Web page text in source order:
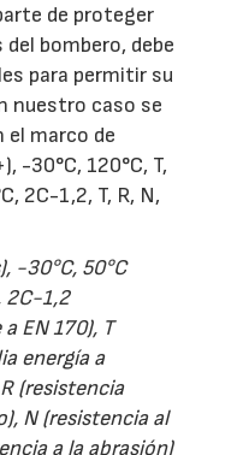
de proteger
bombero, debe
para permitir su
nuestro caso se
el marco de
-30°C, 120°C, T,
2C-1,2, T, R, N,
-30°C, 50°C
2C-1,2
EN 170), T
energía a
(resistencia
N (resistencia al
a la abrasión)